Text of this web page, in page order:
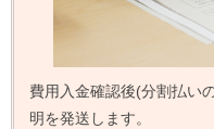
費用入金確認後(分割払い
明を発送します。